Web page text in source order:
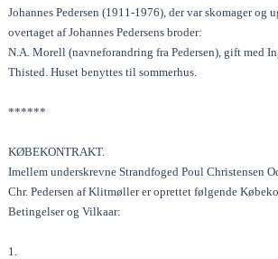
Johannes Pedersen (1911-1976), der var skomager og
overtaget af Johannes Pedersens broder:
N.A. Morell (navneforandring fra Pedersen), gift med
Thisted. Huset benyttes til sommerhus.
******
KØBEKONTRAKT.
Imellem underskrevne Strandfoged Poul Christensen
Chr. Pedersen af Klitmøller er oprettet følgende
Betingelser og Vilkaar:
1.